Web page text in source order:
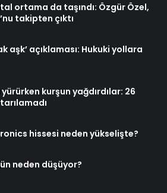
ortama da taşındı: Özgür Özel,
takipten çıktı
aşk’ açıklaması: Hukuki yollara
kurşun yağdırdılar: 26
hissesi neden yükselişte?
neden düşüyor?